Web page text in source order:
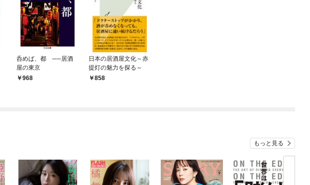
呑めば、都 ──居酒
屋の東京
968
日本の居酒屋文化～赤
提灯の魅力を探る～
858
もっと見る